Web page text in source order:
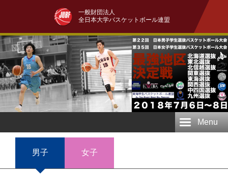
一般財団法人
全日本大学バスケットボール連盟
Menu
男子 女子